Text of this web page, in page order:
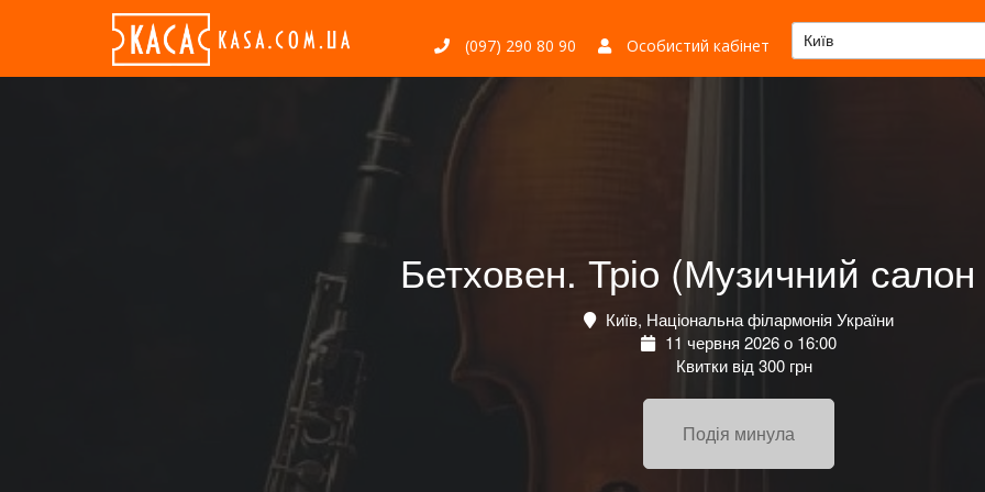
(097) 290 80 90 Особистий кабінет Київ
Бетховен. Тріо (Музичний
Київ, Національна філармонія України
11 червня 2026 о 16:00
Квитки від 300 грн
Подія минула